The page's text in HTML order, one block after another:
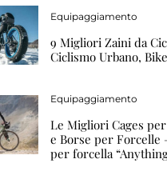
Equipaggiamento
9 Migliori Zaini da
Ciclismo Urbano,
Equipaggiamento
Le Migliori Cages
e Borse per Forcelle
per forcella